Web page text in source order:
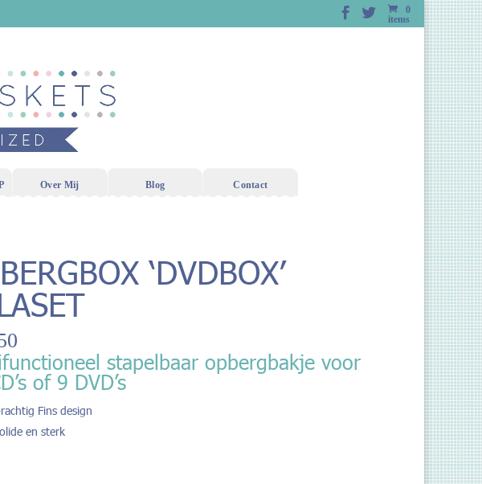
0
items
Over Mij Blog Contact
‘DVDBOX’
stapelbaar opbergbakje voor
of 9 DVD’s
Fins design
en sterk